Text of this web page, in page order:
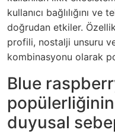
kullanıcı bağlılığını ve
doğrudan etkiler.
profili, nostalji unsuru
kombinasyonu olarak
Blue
duyusal